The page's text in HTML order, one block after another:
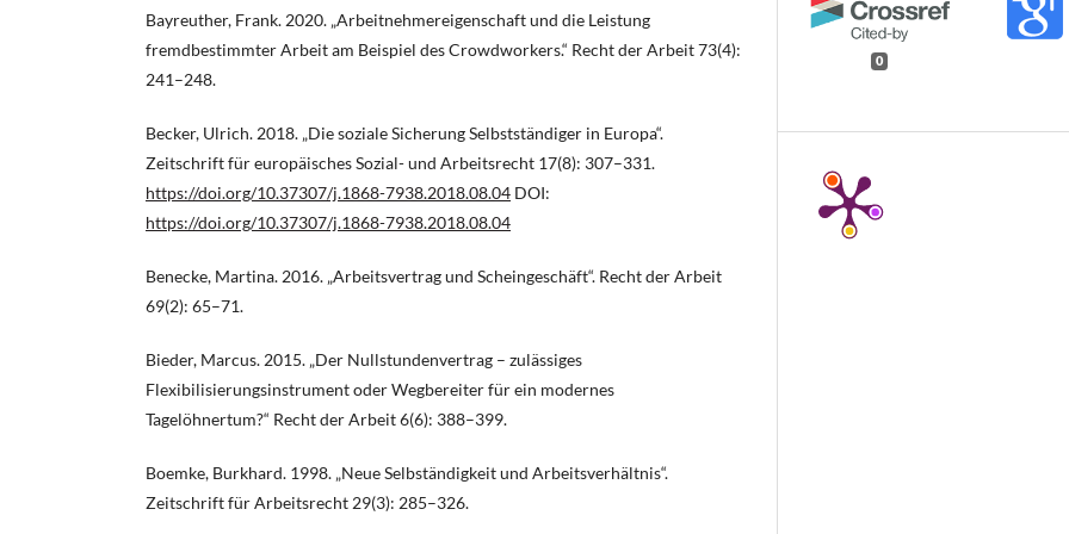
Bayreuther, Frank. 2020. „Arbeitnehmereigenschaft und die Leistung
fremdbestimmter Arbeit am Beispiel des Crowdworkers.“ Recht der Arbeit 73(4):
241–248.
Becker, Ulrich. 2018. „Die soziale Sicherung Selbstständiger in Europa“.
Zeitschrift für europäisches Sozial- und Arbeitsrecht 17(8): 307–331.
https://doi.org/10.37307/j.1868-7938.2018.08.04 DOI:
https://doi.org/10.37307/j.1868-7938.2018.08.04
Benecke, Martina. 2016. „Arbeitsvertrag und Scheingeschäft“. Recht der Arbeit
69(2): 65–71.
Bieder, Marcus. 2015. „Der Nullstundenvertrag – zulässiges
Flexibilisierungsinstrument oder Wegbereiter für ein modernes
Tagelöhnertum?“ Recht der Arbeit 6(6): 388–399.
Boemke, Burkhard. 1998. „Neue Selbständigkeit und Arbeitsverhältnis“.
Zeitschrift für Arbeitsrecht 29(3): 285–326.
0